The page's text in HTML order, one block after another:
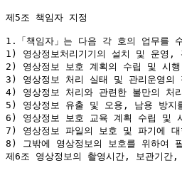
제5조 책임자 지정
1.「책임자」는 다음 각 호의 업무를
1) 영상정보처리기기의 설치 및 운영,
2) 영상정보 보호 계획의 수립 및 시행
3) 영상정보 처리 실태 및 관리운영의
4) 영상정보 처리와 관련한 불만의 처
5) 영상정보 유출 및 오용, 남용 방지
6) 영상정보 보호 교육 계획 수립 및
7) 영상정보 파일의 보호 및 파기에
8) 그밖에 영상정보의 보호를 위하여
제6조 영상정보의 촬영시간, 보관기간,